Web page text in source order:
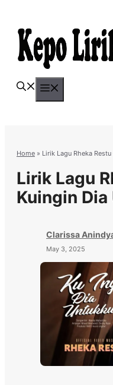
content
Home » Lirik Lagu Rheka
Lirik Lagu
Kuingin
Clarissa
May 3, 2025